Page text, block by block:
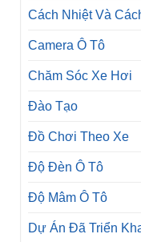
Cách Nhiệt Và
Camera Ô Tô
Chăm Sóc Xe Hơi
Đào Tạo
Đồ Chơi Theo Xe
Độ Đèn Ô Tô
Độ Mâm Ô Tô
Dự Án Đã Triển